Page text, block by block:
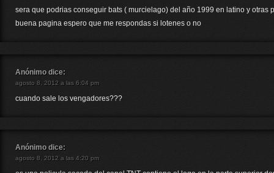
sera que podrias conseguir bats ( murcielago) del año 1999 en latino y otras
buena pagina espero que me respondas si lotenes o no
Anónimo dice:
agosto 8, 2012 a las 6:04 pm
cuando sale los vengadores???
Anónimo dice:
agosto 8, 2012 a las 4:20 pm